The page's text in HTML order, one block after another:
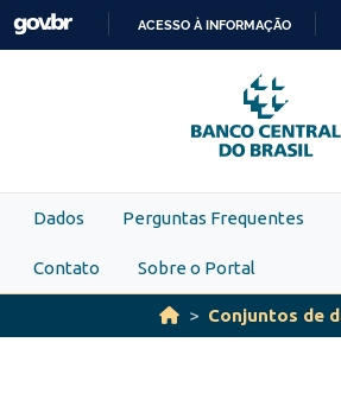
Skip to main content
PARA
O
CONTEÚDO
ACESSO À INFORMAÇÃO
Dados Perguntas Frequentes
Contato Sobre o Portal
Conjuntos de